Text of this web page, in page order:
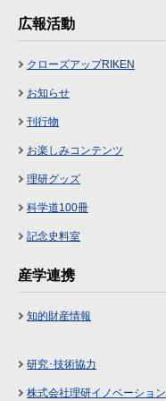
広報活動
クローズアップRIKEN
お知らせ
刊行物
お楽しみコンテンツ
理研グッズ
科学道100冊
記念史料室
産学連携
知的財産情報
研究･技術協力
株式会社理研イノベーション